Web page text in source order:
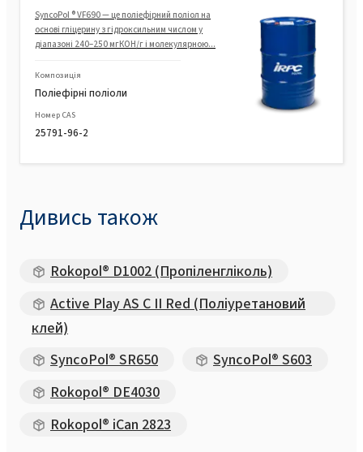
SyncoPol ® VF690 — це поліефірний поліол на
основі гліцерину з гідроксильним числом у
діапазоні 240–250 мгКОН/г і молекулярною...
Композиція
Поліефірні поліоли
Номер CAS
25791-96-2
Дивись також
Rokopol® D1002 (Пропіленгліколь)
Active Play AS C II Red (Поліуретановий
клей)
SyncoPol® SR650
SyncoPol® S603
Rokopol® DE4030
Rokopol® iCan 2823